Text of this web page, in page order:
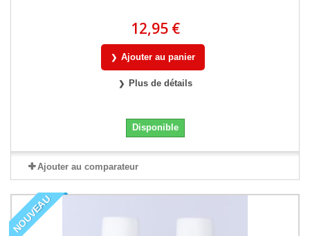
12,95 €
Ajouter au panier
Plus de détails
Disponible
Ajouter au comparateur
NOUVEAU